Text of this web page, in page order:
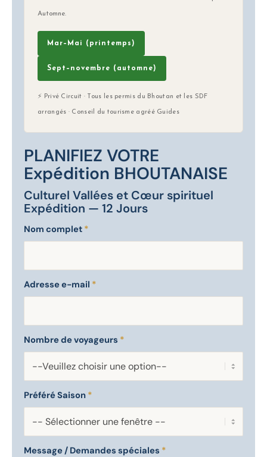
Automne.
Mar–Mai (printemps)
Sept–novembre (automne)
⚡ Privé Circuit · Tous les permis du Bhoutan et les SDF
arrangés · Conseil du tourisme agréé Guides
PLANIFIEZ VOTRE
Expédition BHOUTANAISE
Culturel Vallées et Cœur spirituel
Expédition — 12 Jours
Nom complet *
Adresse e-mail *
Nombre de voyageurs *
Préféré Saison *
Message / Demandes spéciales *